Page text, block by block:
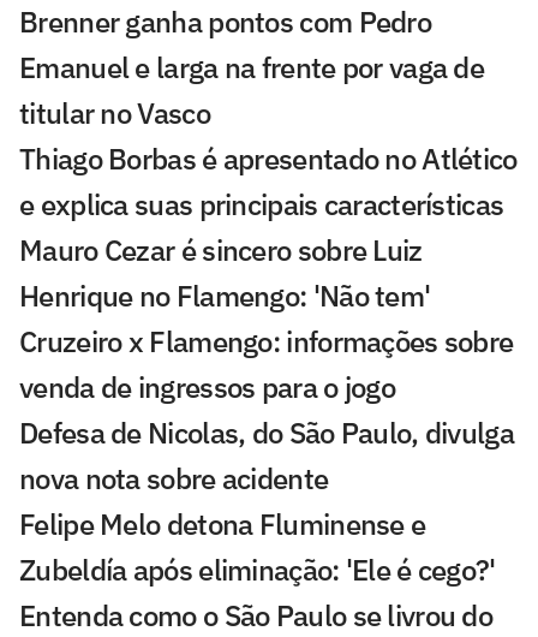
Brenner ganha pontos com Pedro
Emanuel e larga na frente por vaga de
titular no Vasco
Thiago Borbas é apresentado no Atlético
e explica suas principais características
Mauro Cezar é sincero sobre Luiz
Henrique no Flamengo: 'Não tem'
Cruzeiro x Flamengo: informações sobre
venda de ingressos para o jogo
Defesa de Nicolas, do São Paulo, divulga
nova nota sobre acidente
Felipe Melo detona Fluminense e
Zubeldía após eliminação: 'Ele é cego?'
Entenda como o São Paulo se livrou do